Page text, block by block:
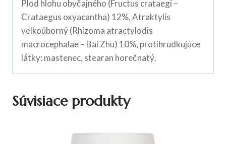
Plod hlohu obyčajného (Fructus crataegi –
Crataegus oxyacantha) 12%, Atraktylis
velkoúborný (Rhizoma atractylodis
macrocephalae – Bai Zhu) 10%, protihrudkujúce
látky: mastenec, stearan horečnatý.
Súvisiace produkty